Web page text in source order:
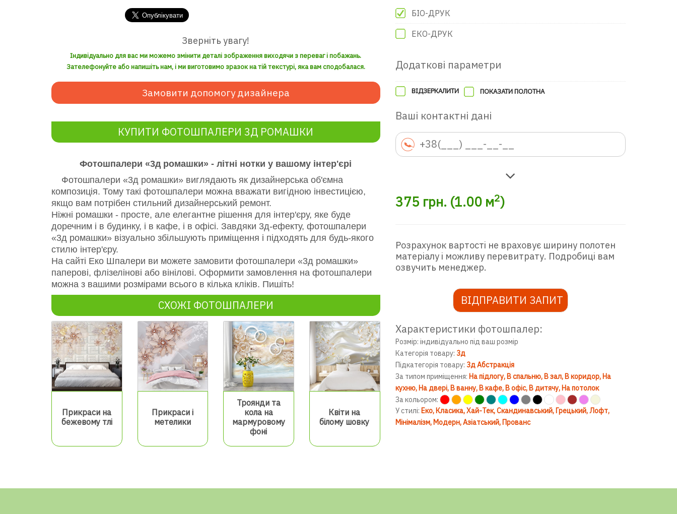
Зверніть увагу!
Індивідуально для вас ми можемо змінити деталі зображення виходячи з переваг і побажань.
Зателефонуйте або напишіть нам, і ми виготовимо зразок на тій текстурі, яка вам сподобалася.
Замовити допомогу дизайнера
КУПИТИ ФОТОШПАЛЕРИ 3Д РОМАШКИ
Фотошпалери «3д ромашки» - літні нотки у вашому інтер'єрі
Фотошпалери «3д ромашки» виглядають як дизайнерська об'ємна
композиція. Тому такі фотошпалери можна вважати вигідною інвестицією,
якщо вам потрібен стильний дизайнерський ремонт.
Ніжні ромашки - просте, але елегантне рішення для інтер'єру, яке буде
доречним і в будинку, і в кафе, і в офісі. Завдяки 3д-ефекту, фотошпалери
«3д ромашки» візуально збільшують приміщення і підходять для будь-якого
стилю інтер'єру.
На сайті Еко Шпалери ви можете замовити фотошпалери «3д ромашки»
паперові, флізелінові або вінілові. Оформити замовлення на фотошпалери
можна з вашими розмірами всього в кілька кліків. Пишіть!
СХОЖІ ФОТОШПАЛЕРИ
Прикраси на
бежевому тлі
Прикраси і
метелики
Троянди та
кола на
мармуровому
фоні
Квіти на
білому шовку
БІО-ДРУК
ЕКО-ДРУК
Додаткові параметри
ВІДЗЕРКАЛИТИ ПОКАЗАТИ ПОЛОТНА
Ваші контактні дані
375 грн. (1.00м2)
Розрахунок вартості не враховує ширину полотен
матеріалу і можливу перевитрату. Подробиці вам
озвучить менеджер.
ВІДПРАВИТИ ЗАПИТ
Характеристики фотошпалер:
Розмір: індивідуально під ваш розмір
Категорія товару: 3д
Підкатегорія товару: 3д Абстракція
За типом приміщення: На підлогу В спальню В зал В коридор На
кухню На двері В ванну В кафе В офіс В дитячу На потолок
За кольором:
У стилі: Еко Класика Хай-Тек Скандинавський Грецький Лофт
Мінімалізм Модерн Азіатський Прованс